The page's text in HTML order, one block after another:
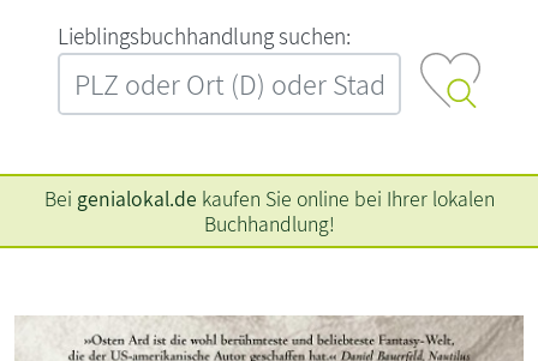
L‍i‍e‍b‍l‍i‍n‍g‍s‍b‍u‍c‍h‍h‍a‍n‍d‍l‍u‍n‍g‍ ‍s‍u‍c‍h‍e‍n‍:‍
Bei genialokal.de kaufen Sie online bei Ihrer lokalen
Buchhandlung!